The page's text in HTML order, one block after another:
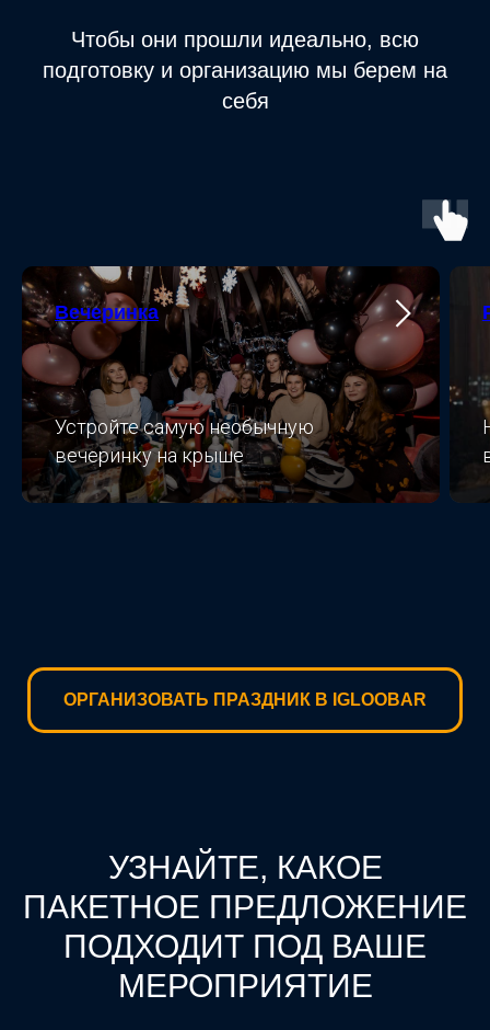
Чтобы они прошли идеально, всю
подготовку и организацию мы берем на
себя
Вечеринка
Устройте самую необычную
вечеринку на крыше
ОРГАНИЗОВАТЬ ПРАЗДНИК В IGLOOBAR
УЗНАЙТЕ, КАКОЕ
ПАКЕТНОЕ ПРЕДЛОЖЕНИЕ
ПОДХОДИТ ПОД ВАШЕ
МЕРОПРИЯТИЕ